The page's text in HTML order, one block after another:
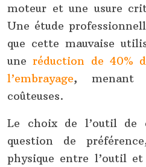
moteur et une usure
Une étude
que cette mauvaise
uneréduction de 40%
l’embrayage, menant
coûteuses.
Le choix de l’outil de
question de
physique entre l’outil